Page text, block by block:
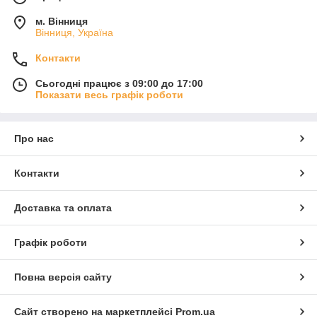
м. Вінниця
Вінниця, Україна
Контакти
Сьогодні працює з 09:00 до 17:00
Показати весь графік роботи
Про нас
Контакти
Доставка та оплата
Графік роботи
Повна версія сайту
Сайт створено на маркетплейсі Prom.ua